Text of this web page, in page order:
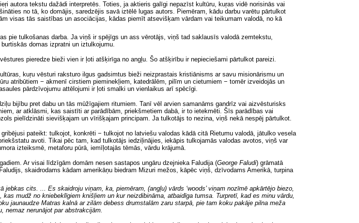
autora tekstu dažādi interpretēs. Toties, ja aktieris galīgi nepazīst kultūru, kuŗas vidē norisinās vai
no tā, ko domājis, saredzējis savā iztēlē lugas autors. Piemēram, kādu darbu varētu pārtulkot
visas tās saistības un asociācijas, kādas piemīt atsevišķam vārdam vai teikumam valodā, no kā
pie tulkošanas darba. Ja viņš ir spējīgs un ass vērotājs, viņš tad saklausīs valodā zemtekstu,
domas izpratni un iztulkojumu.
pieredze bieži vien ir ļoti atšķirīga no angļu. Šo atšķirību ir nepieciešami pārtulkot pareizi.
kuŗu vēsturi raksturo ilgus gadsimtus bieži neizprastais kristiānisms ar savu misionārismu un
atribūtiem − akmenī cirstiem pieminekļiem, katedrālēm, pilīm un cietumiem − tomēr izveidojās un
pārdzīvojumu attēlojumi ir ļoti smalki un vienlaikus arī spēcīgi.
bijību pret dabu un tās mūžīgajiem ritumiem. Tanī vēl arvien samanāms gandrīz vai aizvēsturisks
ar atklāsmi, kas saistīti ar parādībām, priekšmetiem dabā, ir to ietekmēti. Šīs parādības vai
pielīdzināti sievišķajam un vīrišķajam principam. Ja tulkotājs to nezina, viņš nekā nespēj pārtulkot.
pateikt: tulkojot, konkrēti − tulkojot no latviešu valodas kādā citā Rietumu valodā, jātulko vesela
avoti. Tikai pēc tam, kad tulkotājs iedziļinājies, iekāpis tulkojamās valodas avotos, viņš var
izteiksmē, metaforu pūrā, iemīļotajās tēmās, vārdu krājumā.
Ar visai līdzīgām domām nesen sastapos ungāru dzejnieka Faludija (George Faludi) grāmatā
skaidrodams kādam amerikāņu biedram Mizuri mežos, kāpēc viņš, dzīvodams Amerikā, turpina
jebkas cits. ... Es skaidroju viņam, ka, piemēram, (angļu) vārds ‘woods’ viņam nozīmē apkārtējo biezo,
mudž no kniebeklīgiem knišļiem un kur neizdibināma, atbaidīga tumsa. Turpretī, kad es minu vārdu,
jaunaudze Matras kalnā ar zilām debess drumstalām zaru starpā, pie tam koku pakāje pilna meža
nemaz nerunājot par abstrakcijām.